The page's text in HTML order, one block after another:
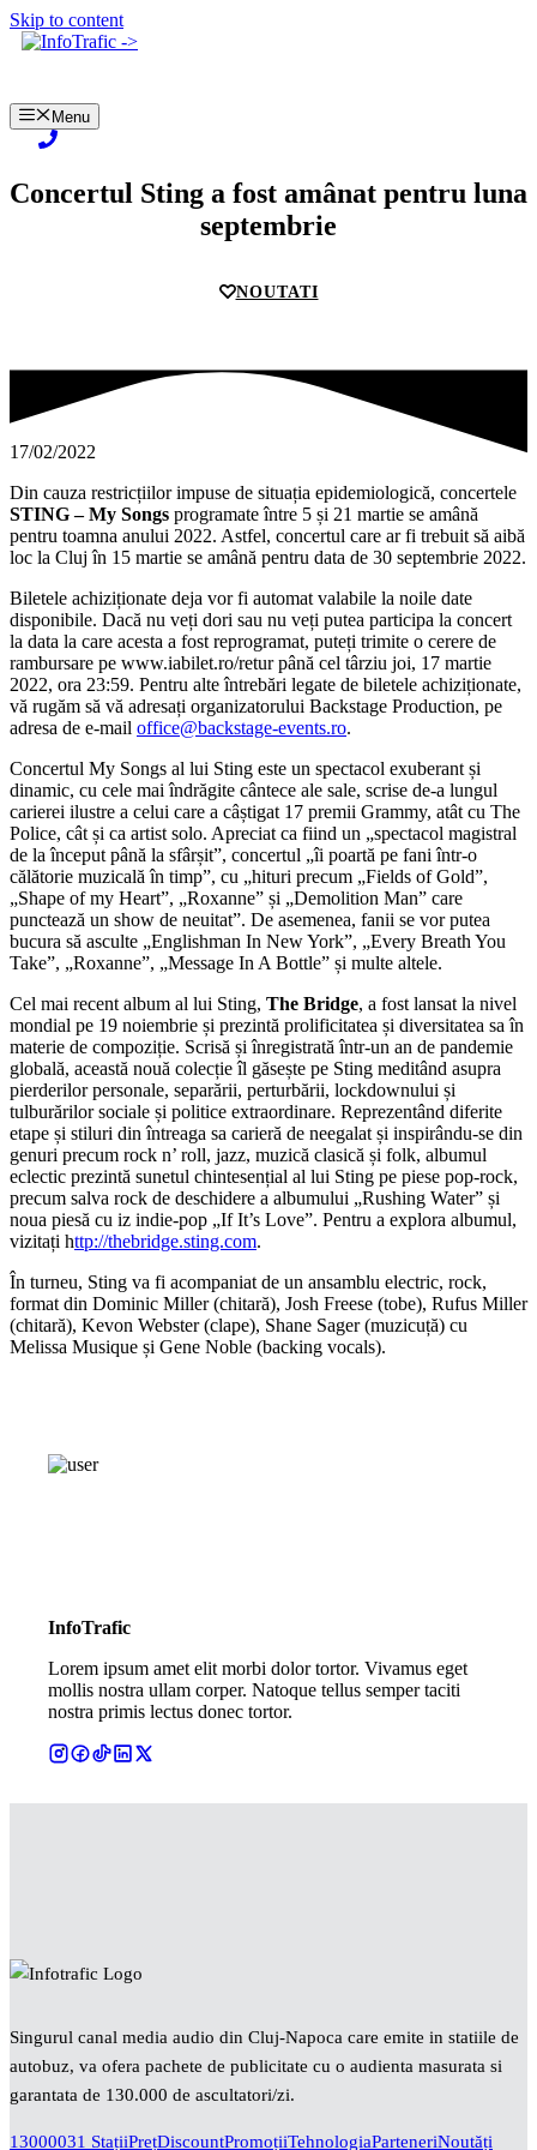
Skip to content
Menu
Concertul Sting a fost amânat pentru luna
septembrie
NOUTATI
17/02/2022
Din cauza restricțiilor impuse de situația epidemiologică, concertele
STING – My Songs programate între 5 și 21 martie se amână
pentru toamna anului 2022. Astfel, concertul care ar fi trebuit să aibă
loc la Cluj în 15 martie se amână pentru data de 30 septembrie 2022.
Biletele achiziționate deja vor fi automat valabile la noile date
disponibile. Dacă nu veți dori sau nu veți putea participa la concert
la data la care acesta a fost reprogramat, puteți trimite o cerere de
rambursare pe www.iabilet.ro/retur până cel târziu joi, 17 martie
2022, ora 23:59. Pentru alte întrebări legate de biletele achiziționate,
vă rugăm să vă adresați organizatorului Backstage Production, pe
adresa de e-mail office@backstage-events.ro.
Concertul My Songs al lui Sting este un spectacol exuberant și
dinamic, cu cele mai îndrăgite cântece ale sale, scrise de-a lungul
carierei ilustre a celui care a câștigat 17 premii Grammy, atât cu The
Police, cât și ca artist solo. Apreciat ca fiind un „spectacol magistral
de la început până la sfârșit”, concertul „îi poartă pe fani într-o
călătorie muzicală în timp”, cu „hituri precum „Fields of Gold”,
„Shape of my Heart”, „Roxanne” și „Demolition Man” care
punctează un show de neuitat”. De asemenea, fanii se vor putea
bucura să asculte „Englishman In New York”, „Every Breath You
Take”, „Roxanne”, „Message In A Bottle” și multe altele.
Cel mai recent album al lui Sting, The Bridge, a fost lansat la nivel
mondial pe 19 noiembrie și prezintă prolificitatea și diversitatea sa în
materie de compoziție. Scrisă și înregistrată într-un an de pandemie
globală, această nouă colecție îl găsește pe Sting meditând asupra
pierderilor personale, separării, perturbării, lockdownului și
tulburărilor sociale și politice extraordinare. Reprezentând diferite
etape și stiluri din întreaga sa carieră de neegalat și inspirându-se din
genuri precum rock n’ roll, jazz, muzică clasică și folk, albumul
eclectic prezintă sunetul chintesențial al lui Sting pe piese pop-rock,
precum salva rock de deschidere a albumului „Rushing Water” și
noua piesă cu iz indie-pop „If It’s Love”. Pentru a explora albumul,
vizitați http://thebridge.sting.com.
În turneu, Sting va fi acompaniat de un ansamblu electric, rock,
format din Dominic Miller (chitară), Josh Freese (tobe), Rufus Miller
(chitară), Kevon Webster (clape), Shane Sager (muzicuță) cu
Melissa Musique și Gene Noble (backing vocals).
InfoTrafic
Lorem ipsum amet elit morbi dolor tortor. Vivamus eget
mollis nostra ullam corper. Natoque tellus semper taciti
nostra primis lectus donec tortor.
Singurul canal media audio din Cluj-Napoca care emite in statiile de
autobuz, va ofera pachete de publicitate cu o audienta masurata si
garantata de 130.000 de ascultatori/zi.
13000031 StațiiPrețDiscountPromoțiiTehnologiaParteneriNoutăți